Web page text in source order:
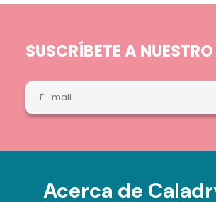
SUSCRÍBETE A
Acerca de